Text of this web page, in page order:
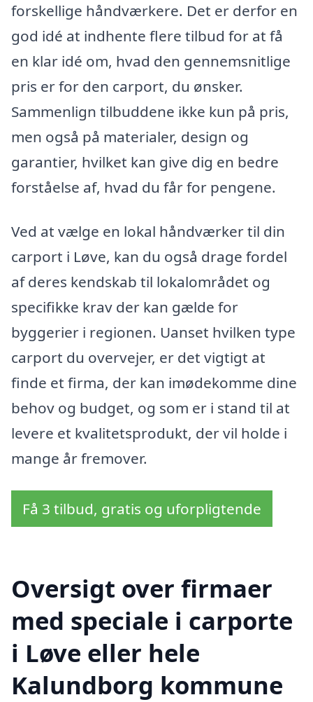
forskellige håndværkere. Det er derfor en
god idé at indhente flere tilbud for at få
en klar idé om, hvad den gennemsnitlige
pris er for den carport, du ønsker.
Sammenlign tilbuddene ikke kun på pris,
men også på materialer, design og
garantier, hvilket kan give dig en bedre
forståelse af, hvad du får for pengene.
Ved at vælge en lokal håndværker til din
carport i Løve, kan du også drage fordel
af deres kendskab til lokalområdet og
specifikke krav der kan gælde for
byggerier i regionen. Uanset hvilken type
carport du overvejer, er det vigtigt at
finde et firma, der kan imødekomme dine
behov og budget, og som er i stand til at
levere et kvalitetsprodukt, der vil holde i
mange år fremover.
Få 3 tilbud, gratis og uforpligtende
Oversigt over firmaer
med speciale i carporte
i Løve eller hele
Kalundborg kommune